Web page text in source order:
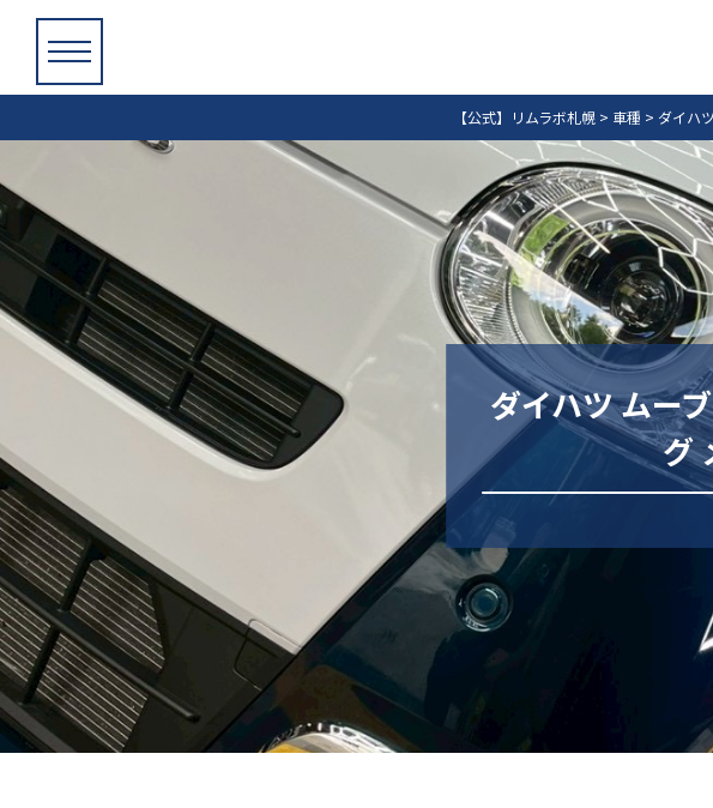
【公式】リムラボ札幌 > 車種 > ダイハツ
ダイハツ ムー
グ